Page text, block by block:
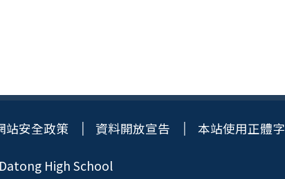
站安全政策 資料開放宣告 本站使用正體字
High School